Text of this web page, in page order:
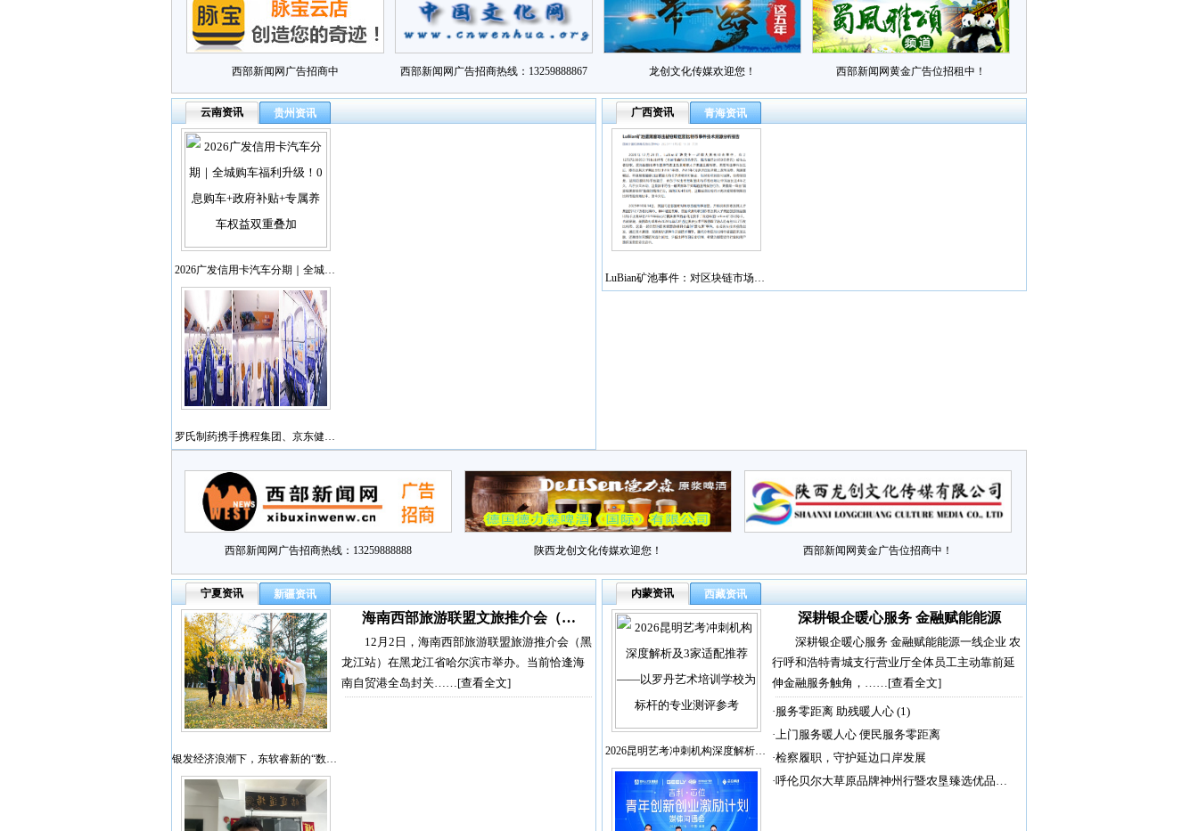
西部新闻网广告招商中 西部新闻网广告招商热线：13259888867 龙创文化传媒欢迎您！ 西部新闻网黄金广告位招租中！
云南资讯 贵州资讯
2026广发信用卡汽车分期｜全城…
罗氏制药携手携程集团、京东健…
广西资讯 青海资讯
LuBian矿池事件：对区块链市场…
西部新闻网广告招商热线：13259888888 陕西龙创文化传媒欢迎您！ 西部新闻网黄金广告位招商中！
宁夏资讯 新疆资讯
银发经济浪潮下，东软睿新的“数…
海南西部旅游联盟文旅推介会（…
12月2日，海南西部旅游联盟旅游推介会（黑
龙江站）在黑龙江省哈尔滨市举办。当前恰逢海
南自贸港全岛封关……[查看全文]
内蒙资讯 西藏资讯
2026昆明艺考冲刺机构深度解析…
深耕银企暖心服务 金融赋能能源
深耕银企暖心服务 金融赋能能源一线企业 农
行呼和浩特青城支行营业厅全体员工主动靠前延
伸金融服务触角，……[查看全文]
·服务零距离 助残暖人心 (1)
·上门服务暖人心 便民服务零距离
·检察履职，守护延边口岸发展
·呼伦贝尔大草原品牌神州行暨农垦臻选优品…